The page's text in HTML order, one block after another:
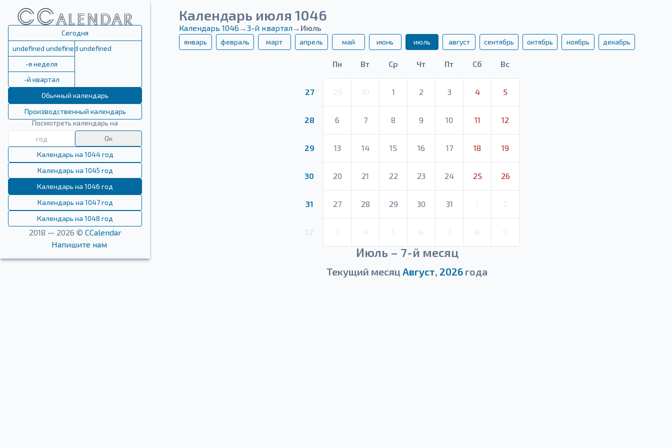
Сегодня
undefined undefined undefined
-я неделя
-й квартал
Обычный календарь
Производственный календарь
Посмотреть календарь на
Ок
Календарь на 1044 год
Календарь на 1045 год
Календарь на 1046 год
Календарь на 1047 год
Календарь на 1048 год
2018 — 2026 © CCalendar
Напишите нам
Календарь июля 1046
Календарь 1046 →3-й квартал→ Июль
январь февраль март апрель май июнь июль август сентябрь октябрь ноябрь декабрь
Пн Вт Ср Чт Пт Сб Вс
27 29 30 1 2 3 4 5
28 6 7 8 9 10 11 12
29 13 14 15 16 17 18 19
30 20 21 22 23 24 25 26
31 27 28 29 30 31 1 2
3 4 5 6 7 8 9
Июль – 7-й месяц
Текущий месяц Август, 2026 года